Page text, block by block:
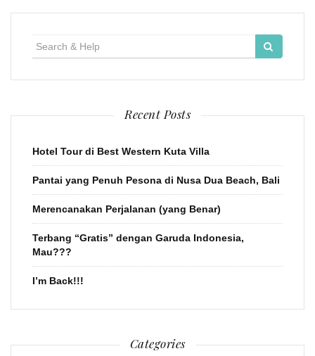
Recent Posts
Hotel Tour di Best Western Kuta Villa
Pantai yang Penuh Pesona di Nusa Dua Beach, Bali
Merencanakan Perjalanan (yang Benar)
Terbang “Gratis” dengan Garuda Indonesia,
Mau???
I’m Back!!!
Categories